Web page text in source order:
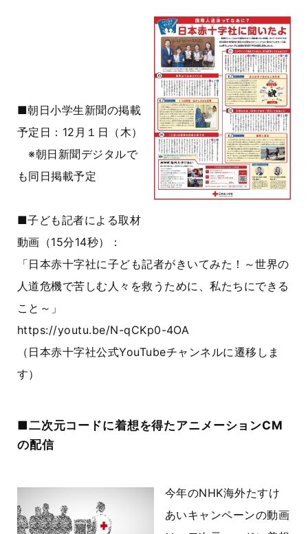
■朝日小学生新聞の掲載
予定日：12月１日（木）
※朝日新聞デジタルで
も同日掲載予定
■子ども記者による取材
動画（15分14秒）：
「日本赤十字社に子ども記者がきいてみた！～世界の
人道危機で苦しむ人々を救うために、私たちにできる
こと～」
https://youtu.be/N-qCKp0-4OA
（日本赤十字社公式YouTubeチャンネルに遷移しま
す）
■二次元コードに着想を得たアニメーションCM
の配信
今年のNHK海外たすけ
あいキャンペーンの動画